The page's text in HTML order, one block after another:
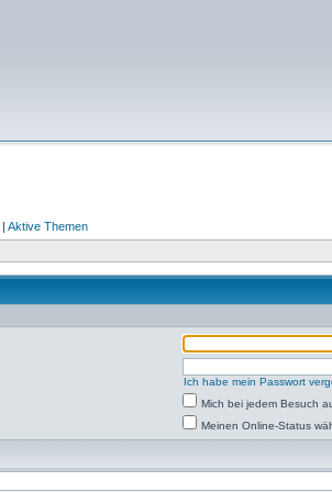
| Aktive Themen
Ich habe mein Passwort
Mich bei jedem Besuch
Meinen Online-Status